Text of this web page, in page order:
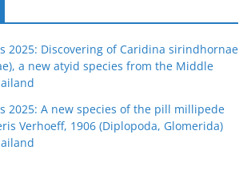
2025: Discovering of Caridina sirindhornae
a new atyid species from the Middle
2025: A new species of the pill millipede
Verhoeff, 1906 (Diplopoda, Glomerida)